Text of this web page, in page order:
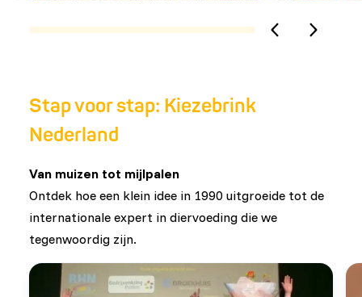
Stap voor stap: Kiezebrink
Nederland
Van muizen tot mijlpalen
Ontdek hoe een klein idee in 1990 uitgroeide tot de
internationale expert in diervoeding die we
tegenwoordig zijn.